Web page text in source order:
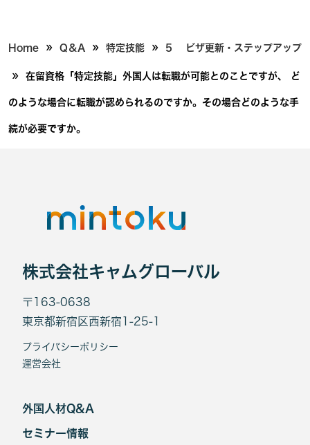
Home » Q＆A » 特定技能 » 5 ビザ更新・ステップアップ
» 在留資格「特定技能」外国人は転職が可能とのことですが、 ど
のような場合に転職が認められるのですか。その場合どのような手
続が必要ですか。
株式会社キャムグローバル
〒163-0638
東京都新宿区西新宿1-25-1
プライバシーポリシー
運営会社
外国人材Q&A
セミナー情報